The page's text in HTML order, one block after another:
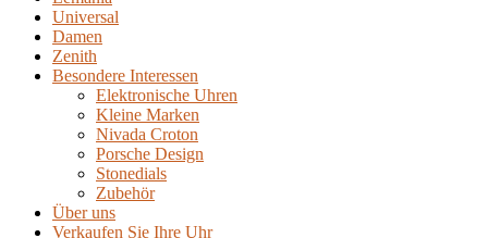
Universal
Damen
Zenith
Besondere Interessen
Elektronische Uhren
Kleine Marken
Nivada Croton
Porsche Design
Stonedials
Zubehör
Über uns
Verkaufen Sie Ihre Uhr